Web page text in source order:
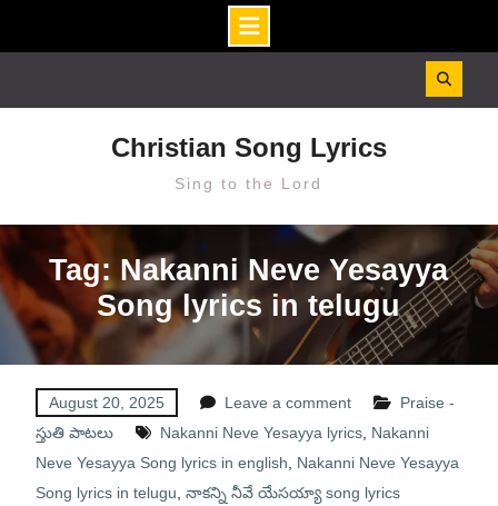
Christian Song Lyrics
Sing to the Lord
Tag: Nakanni Neve Yesayya
Song lyrics in telugu
August 20, 2025 Leave a comment
Praise -
స్తుతి పాటలు
Nakanni Neve Yesayya lyrics, Nakanni
Neve Yesayya Song lyrics in english
Nakanni Neve Yesayya
Song lyrics in telugu నాకన్ని నీవే యేసయ్యా song lyrics